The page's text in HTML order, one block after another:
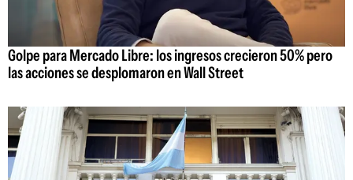
Golpe para Mercado Libre: los ingresos crecieron 50% pero
las acciones se desplomaron en Wall Street